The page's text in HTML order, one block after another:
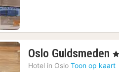
Oslo Guldsmeden 1
,
Hotel in Oslo Toon op kaart